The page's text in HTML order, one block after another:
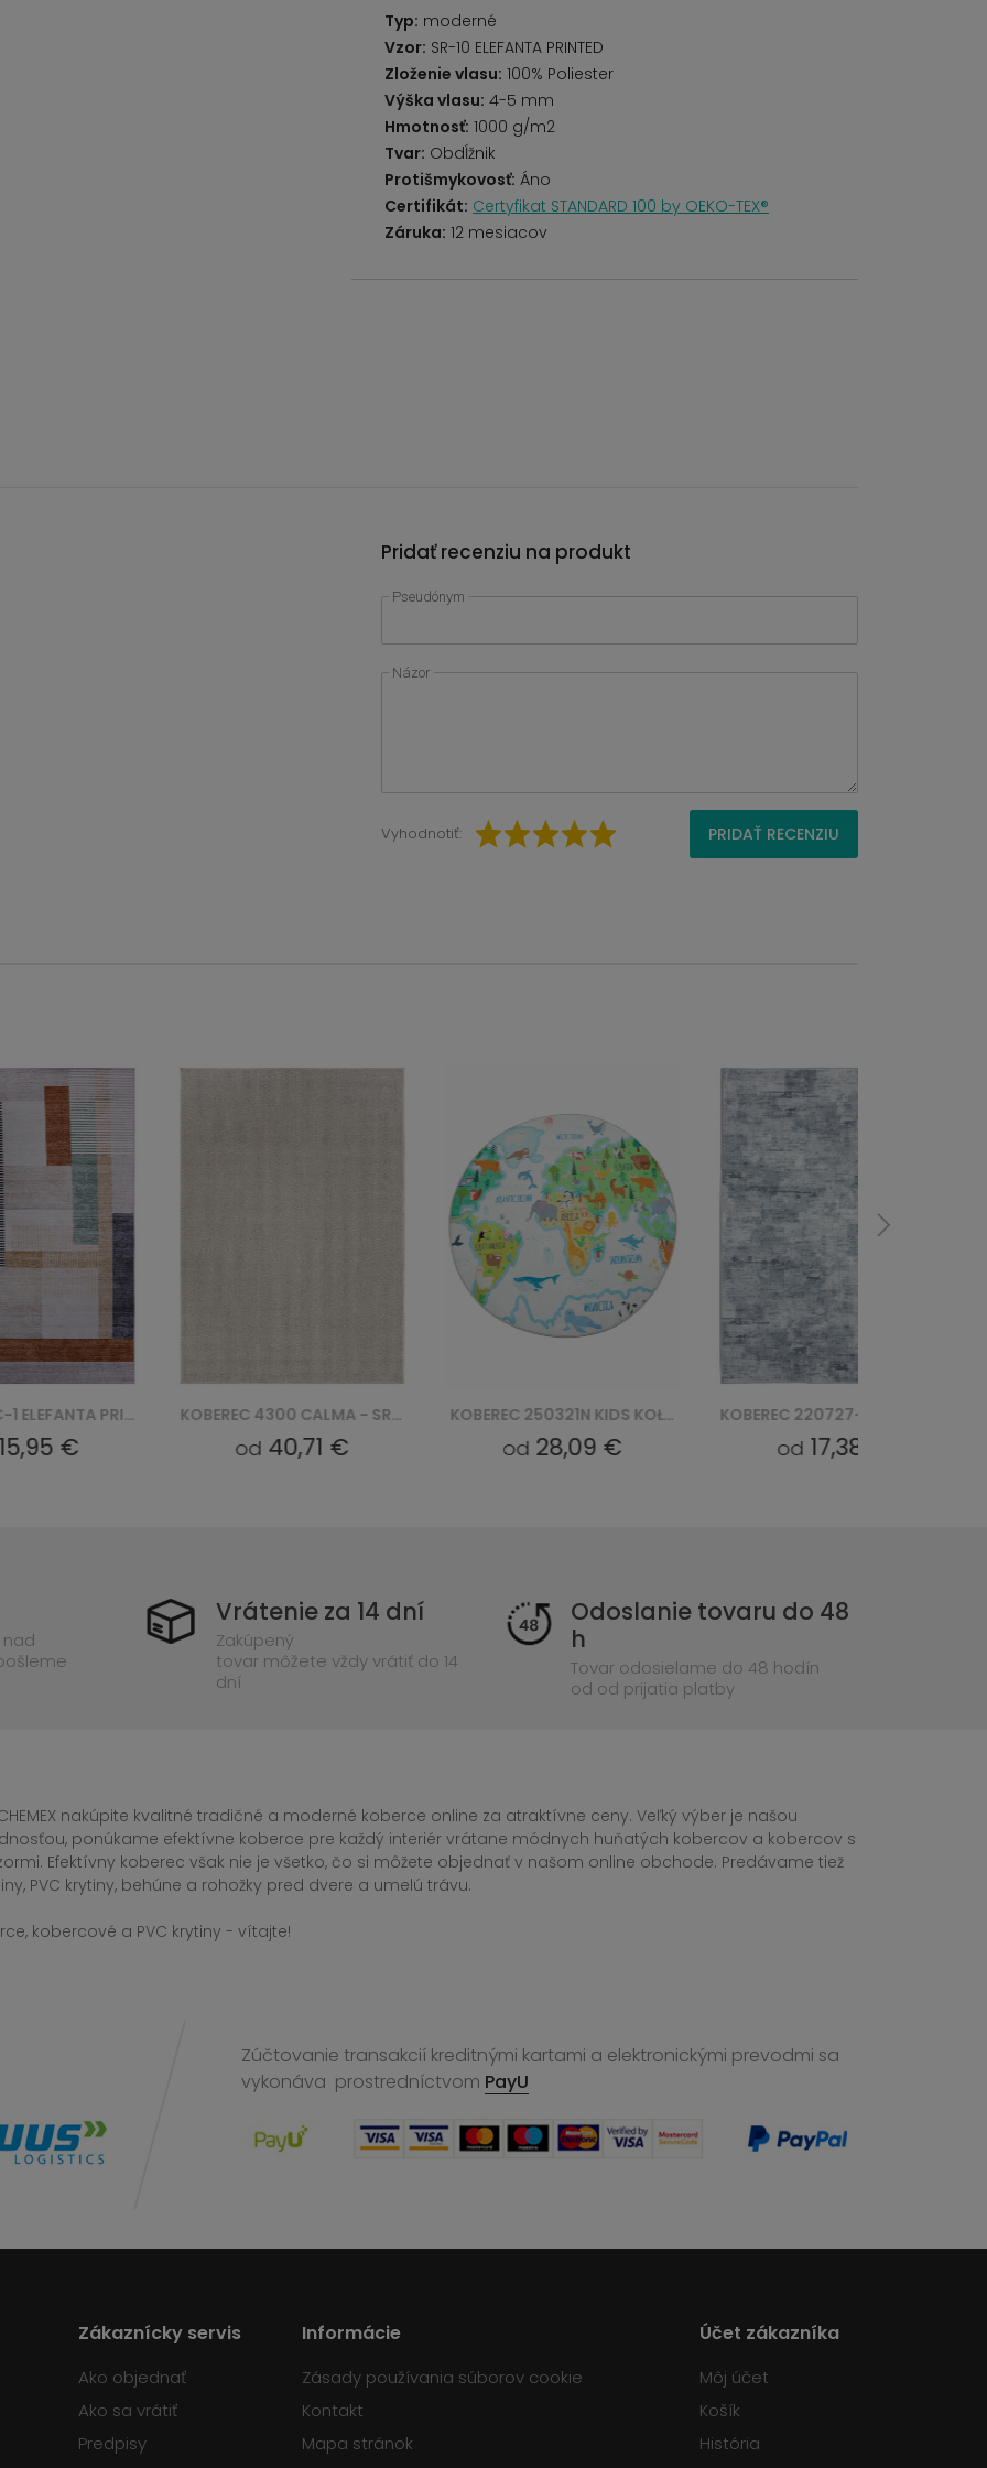
Typ: moderné
Vzor: SR-10 ELEFANTA PRINTED
Zloženie vlasu: 100% Poliester
Výška vlasu: 4-5 mm
Hmotnosť: 1000 g/m2
Tvar: Obdĺžnik
Protišmykovosť: Áno
Certifikát: Certyfikat STANDARD 100 by OEKO-TEX®
Záruka: 12 mesiacov
Pridať recenziu na produkt
Pseudónym
Názor
Vyhodnotiť: PRIDAŤ RECENZIU
KOBEREC FC-1 ELEFANTA PRINTED
15,95 €
KOBEREC 4300 CALMA - SREBRNY
od 40,71 €
KOBEREC 250321N KIDS KOŁO
od 28,09 € od 17,38 €
Vrátenie za 14 dní
Zakúpený
tovar môžete vždy vrátiť do 14
dní
Odoslanie tovaru do 48
h
Tovar odosielame do 48 hodín
od od prijatia platby
nakúpite kvalitné tradičné a moderné koberce online za atraktívne ceny. Veľký výber je našou
ponúkame efektívne koberce pre každý interiér vrátane módnych huňatých kobercov a kobercov s
Efektívny koberec však nie je všetko, čo si môžete objednať v našom online obchode. Predávame tiež
PVC krytiny, behúne a rohožky pred dvere a umelú trávu.
kobercové a PVC krytiny - vítajte!
Zúčtovanie transakcií kreditnými kartami a elektronickými prevodmi sa
vykonáva prostredníctvom PayU
Zákaznícky servis
Ako objednať
Ako sa vrátiť
Predpisy
Informácie
Zásady používania súborov cookie
Kontakt
Mapa stránok
Účet zákazníka
Môj účet
Košík
História